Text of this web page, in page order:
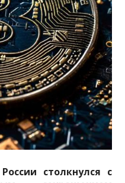
столкнулся с